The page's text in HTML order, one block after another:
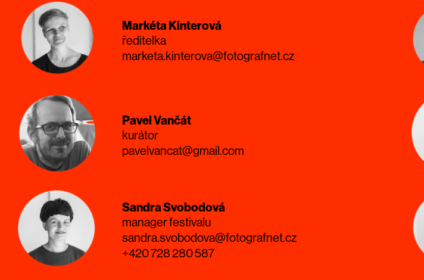
Markéta Kinterová
ředitelka
marketa.kinterova@fotografnet.cz
Pavel Vančát
kurátor
pavelvancat@gmail.com
Sandra Svobodová
manager festivalu
sandra.svobodova@fotografnet.cz
+420 728 280 587